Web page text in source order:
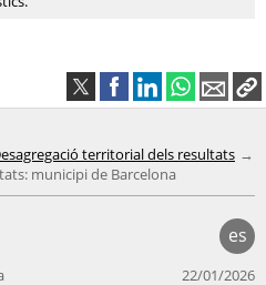
territorial dels resultats
municipi de Barcelona
es
22/01/2026